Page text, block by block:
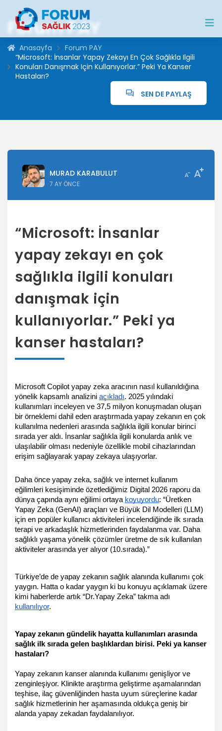
Forum PAY
Anasayfa
Forum PAY
“Microsoft: İnsanlar Yapay Zekayı En Çok Sağlıkla Ilgili
Konuları Danışmak Için Kullanıyorlar.” Peki Ya Kanser
Hastaları?
SEN DE PAYLAŞ
MURAD KARABULUT
7 AY ÖNCE
“Microsoft: İnsanlar
yapay zekayı en çok
sağlıkla ilgili konuları
danışmak için
kullanıyorlar.” Peki ya
kanser hastaları?
Microsoft Copilot yapay zeka aracının nasıl kullanıldığına
yönelik kapsamlı analizini açıkladı. 2025 yılındaki
kullanımları inceleyen ve 37,5 milyon konuşmadan oluşan
bir örneklemi dahil eden araştırmada yapay zekanın en çok
kullanılma nedenleri arasında sağlıkla ilgili konular birinci
sırada yer aldı. İnsanlar sağlıkla ilgili konularda anlık ve
ulaşılabilir olması nedeniyle özellikle mobil cihazlarından
erişim sağlayarak yapay zekaya ulaşıyorlar.
Daha önce yapay zeka, sağlık ve internet kullanım
eğilimleri kesişiminde özetlediğimiz Digital 2026 raporu da
dünya çapında aynı eğilimi ortaya koyuyordu: “Üretken
Yapay Zeka (GenAI) araçları ve Büyük Dil Modelleri (LLM)
için en popüler kullanıcı aktiviteleri incelendiğinde ilk sırada
terapi ve arkadaşlık hizmetlerinden faydalanma var. Daha
sağlıklı yaşama yönelik çözümler üretme de sık kullanılan
aktiviteler arasında yer alıyor (10.sırada).”
Türkiye’de de yapay zekanın sağlık alanında kullanımı çok
yaygın. Hatta o kadar yaygın ki bu konuyu açıklamak üzere
kullanılıyor.
Yapay zekanın gündelik hayatta kullanımları arasında
sağlık ilk sırada gelen başlıklardan birisi. Peki ya kanser
hastaları?
Yapay zekanın kanser alanında kullanımı genişliyor ve
zenginleşiyor. Klinikte araştırma geliştirme aşamalarından
teşhise, ilaç güvenliğinden hasta uyum süreçlerine kadar
sağlık hizmetlerinin her aşamasında oldukça geniş bir
alanda yapay zekadan faydalanılıyor.